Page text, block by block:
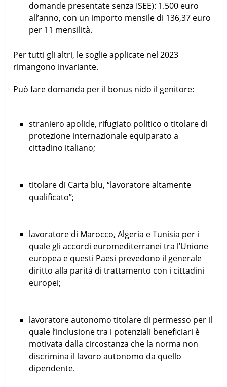
domande presentate senza ISEE): 1.500 euro
all’anno, con un importo mensile di 136,37 euro
per 11 mensilità.
Per tutti gli altri, le soglie applicate nel 2023
rimangono invariante.
Può fare domanda per il bonus nido il genitore:
straniero apolide, rifugiato politico o titolare di
protezione internazionale equiparato a
cittadino italiano;
titolare di Carta blu, “lavoratore altamente
qualificato”;
lavoratore di Marocco, Algeria e Tunisia per i
quale gli accordi euromediterranei tra l’Unione
europea e questi Paesi prevedono il generale
diritto alla parità di trattamento con i cittadini
europei;
lavoratore autonomo titolare di permesso per il
quale l’inclusione tra i potenziali beneficiari è
motivata dalla circostanza che la norma non
discrimina il lavoro autonomo da quello
dipendente.